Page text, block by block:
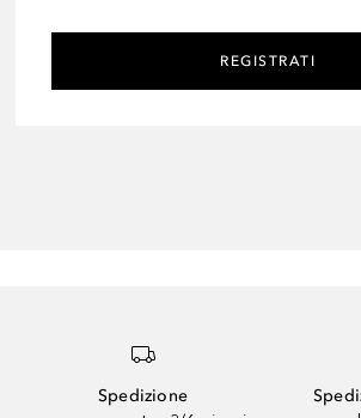
REGISTRATI
Spedizione